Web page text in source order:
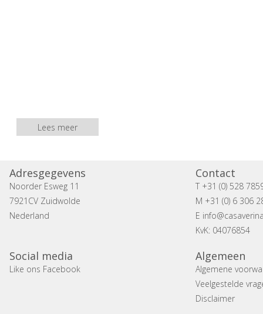
Lees meer
Adresgegevens
Noorder Esweg 11
7921CV Zuidwolde
Nederland
Contact
T +31 (0) 528
M +31 (0) 6 306
E
KvK: 04076854
Social media
Like ons Facebook
Algemeen
Algemene
Veelgestelde
Disclaimer